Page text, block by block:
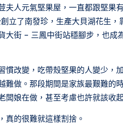
夫人元氣堅果屋，一直都跟堅果
立了南發珍，生產大貝湖花生，
大街 – 三鳳中街站穩腳步，也成
慣改變，吃帶殼堅果的人變少，
難做。那段期間是家族最艱難的
闆娘在做，甚至考慮也許就該收
真的很難就這樣割捨。